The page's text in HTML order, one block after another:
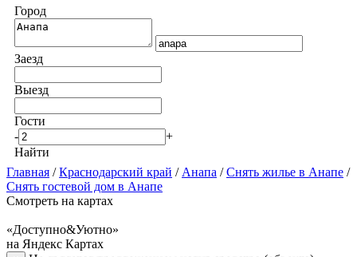
Город
Заезд
Выезд
Гости
-
+
Найти
Главная /Краснодарский край / Анапа /Снять жилье в Анапе /
Снять гостевой дом в Анапе
Смотреть на картах
«Доступно&Уютно»
на Яндекс Картах